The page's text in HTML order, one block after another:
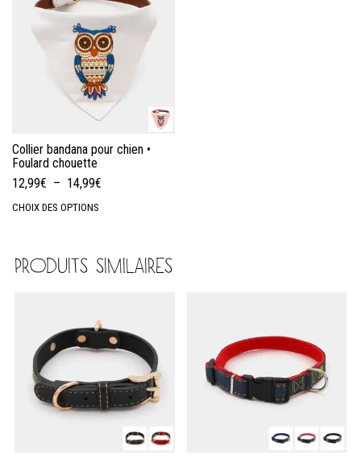
Collier bandana pour chien •
Foulard chouette
12,99€ – 14,99€
CHOIX DES OPTIONS
PRODUITS SIMILAIRES